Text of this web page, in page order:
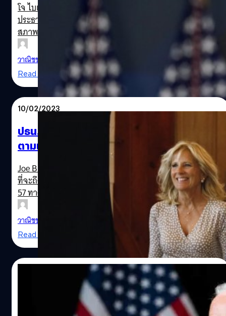
โจ ไบเดน ประธานาธิบดีสหรัฐฯ เตรียมหารือ สี จิ้นผิง
ประธานาธิบดีจีน กรณีบอลลูนของจีนที่อ้างว่าใช้ตรวจสอบ
สภาพอากาศ ล้ำเข้ามาในน่านฟ้าสหรัฐฯ
วาณิชชา สายเสมา| 1267 days ago
Read More
10/02/2023
ปธน.ไบเดน โดนทิ้งให้อยู่บ้าน หลังภรรยาขอ
ตามเชียร์ทีมรักถึงขอบสนาม Super Bowl
Joe Biden ประธานาธิบดีของสหรัฐฯ เปิดเผยว่า ในวันอาทิตย์
ที่จะถึงนี้ เขาวางแผนที่จะรับชมการแข่งขัน Super Bowl ครั้งที่
57 ทางโทรทัศน์ที่บ้าน
วาณิชชา สายเสมา | 1274 days ago
Read More
ปธน.ไบเดน โดนวิจารณ์ยับ! หลังบอกว่าบอลลูน
สอดแนมจากจีนไม่ใช่ภัยร้ายแรง